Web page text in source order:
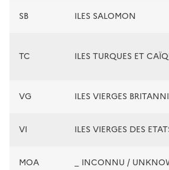
SB ILES SALOMON
TC ILES TURQUES ET
VG ILES VIERGES
VI ILES VIERGES DES
MOA _ INCONNU /